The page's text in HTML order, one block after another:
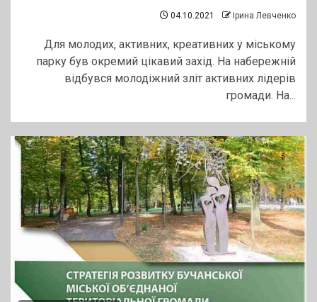
04.10.2021 Ірина Левченко
Для молодих, активних, креативних у міському
парку був окремий цікавий захід. На набережній
відбувся молодіжний зліт активних лідерів
громади. На...